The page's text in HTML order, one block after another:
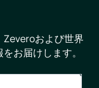
および世界
お届けします。